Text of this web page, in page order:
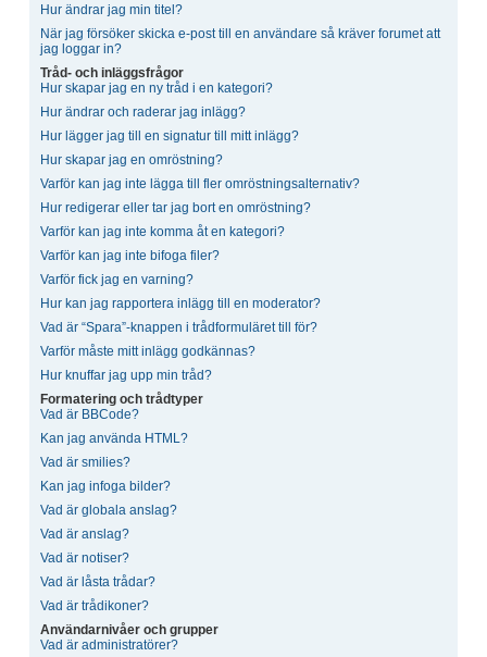
Hur ändrar jag min titel?
När jag försöker skicka e-post till en användare så kräver forumet att
jag loggar in?
Tråd- och inläggsfrågor
Hur skapar jag en ny tråd i en kategori?
Hur ändrar och raderar jag inlägg?
Hur lägger jag till en signatur till mitt inlägg?
Hur skapar jag en omröstning?
Varför kan jag inte lägga till fler omröstningsalternativ?
Hur redigerar eller tar jag bort en omröstning?
Varför kan jag inte komma åt en kategori?
Varför kan jag inte bifoga filer?
Varför fick jag en varning?
Hur kan jag rapportera inlägg till en moderator?
Vad är “Spara”-knappen i trådformuläret till för?
Varför måste mitt inlägg godkännas?
Hur knuffar jag upp min tråd?
Formatering och trådtyper
Vad är BBCode?
Kan jag använda HTML?
Vad är smilies?
Kan jag infoga bilder?
Vad är globala anslag?
Vad är anslag?
Vad är notiser?
Vad är låsta trådar?
Vad är trådikoner?
Användarnivåer och grupper
Vad är administratörer?